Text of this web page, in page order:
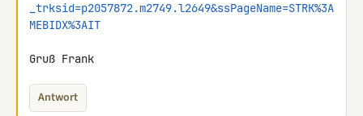
_trksid=p2057872.m2749.l2649&ssPageName=STRK%3A
MEBIDX%3AIT
Gruß Frank
Antwort